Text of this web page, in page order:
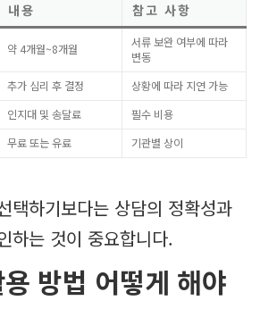
내용 참고 사항
약 4개월~8개월
서류 보완 여부에 따라
변동
추가 심리 후 결정
상황에 따라 지연 가능
인지대 및 송달료
필수 비용
무료 또는 유료 기관별 상이
택하기보다는 상담의 정확성과
하는 것이 중요합니다.
방법 어떻게 해야